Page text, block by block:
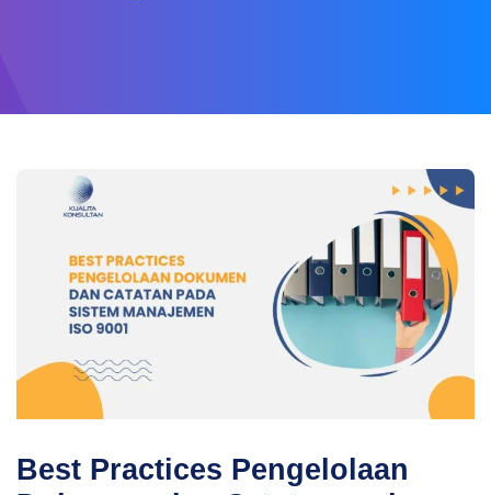
Best Practices Pengelolaan